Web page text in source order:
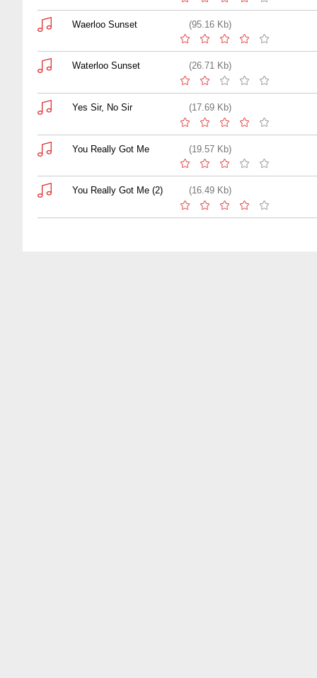
Waerloo Sunset (95.16 Kb)
Waterloo Sunset (26.71 Kb)
Yes Sir, No Sir (17.69 Kb)
You Really Got Me (19.57 Kb)
You Really Got Me (2) (16.49 Kb)